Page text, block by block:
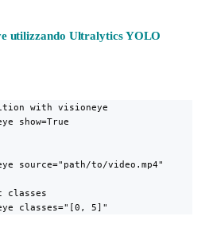
utilizzando Ultralytics YOLO
with visioneye
show=True
source="path/to/video.mp4"
classes
classes="[0, 5]"